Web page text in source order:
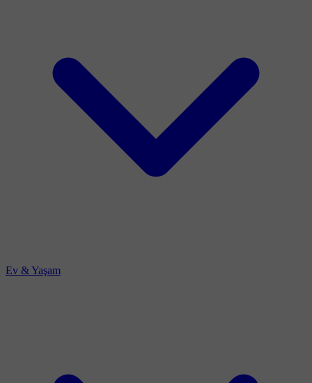
Ev & Yaşam